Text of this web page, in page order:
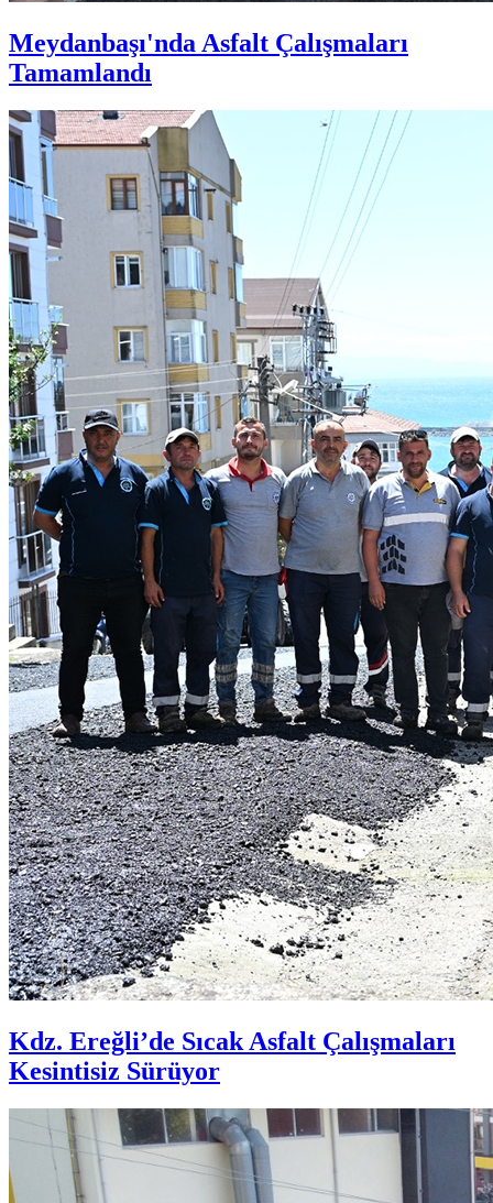
Meydanbaşı'nda Asfalt Çalışmaları
Tamamlandı
Kdz. Ereğli’de Sıcak Asfalt Çalışmaları
Kesintisiz Sürüyor